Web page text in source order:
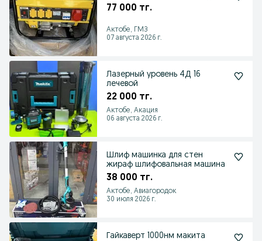
77 000 тг.
Актобе, ГМЗ
07 августа 2026 г.
Лазерный уровень 4Д 16
лечевой
22 000 тг.
Актобе, Акация
06 августа 2026 г.
Шлиф машинка для стен
жираф шлифовальная машина
38 000 тг.
Актобе, Авиагородок
30 июля 2026 г.
Гайкаверт 1000нм макита